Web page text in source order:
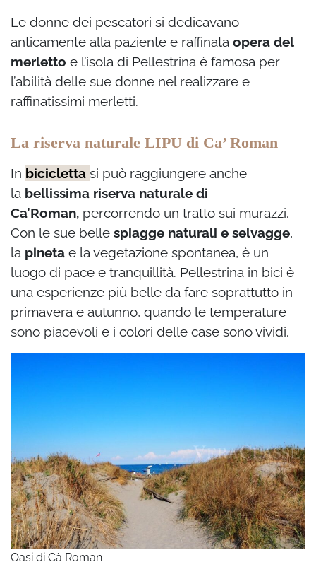
Le donne dei pescatori si dedicavano
anticamente alla paziente e raffinata opera del
merletto e l’isola di Pellestrina è famosa per
l’abilità delle sue donne nel realizzare e
raffinatissimi merletti.
La riserva naturale LIPU di Ca’ Roman
In bicicletta si può raggiungere anche
la bellissima riserva naturale di
Ca’Roman, percorrendo un tratto sui murazzi.
Con le sue belle spiagge naturali e selvagge,
la pineta e la vegetazione spontanea, è un
luogo di pace e tranquillità. Pellestrina in bici è
una esperienze più belle da fare soprattutto in
primavera e autunno, quando le temperature
sono piacevoli e i colori delle case sono vividi.
Oasi di Cà Roman